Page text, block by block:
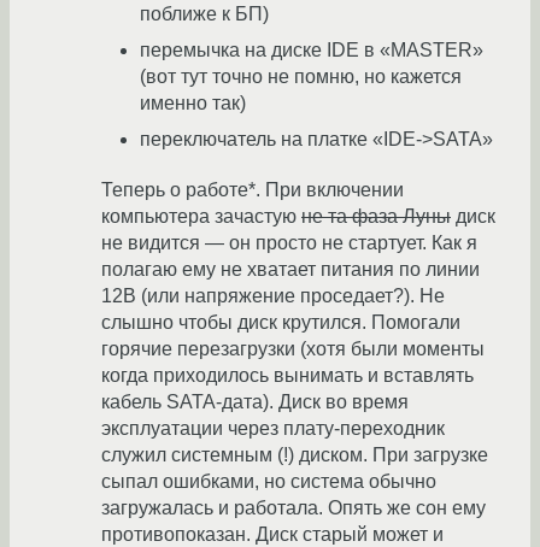
поближе к БП)
перемычка на диске IDE в «MASTER»
(вот тут точно не помню, но кажется
именно так)
переключатель на платке «IDE->SATA»
Теперь о работе*. При включении
компьютера зачастую не та фаза Луны диск
не видится — он просто не стартует. Как я
полагаю ему не хватает питания по линии
12B (или напряжение проседает?). Не
слышно чтобы диск крутился. Помогали
горячие перезагрузки (хотя были моменты
когда приходилось вынимать и вставлять
кабель SATA-дата). Диск во время
эксплуатации через плату-переходник
служил системным (!) диском. При загрузке
сыпал ошибками, но система обычно
загружалась и работала. Опять же сон ему
противопоказан. Диск старый может и